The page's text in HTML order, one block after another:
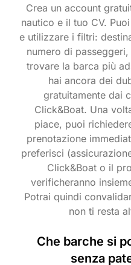
Crea un account
nautico e il tuo CV.
e utilizzare i filtri:
numero di
trovare la barca più
hai ancora dei
gratuitamente dai
Click&Boat. Una
piace, puoi
prenotazione
preferisci
Click&Boat o il
verificheranno
Potrai quindi
non ti resta
Che barche si
senza